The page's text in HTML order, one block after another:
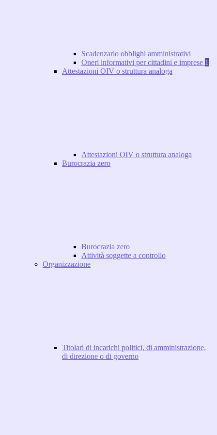
Scadenzario obblighi amministrativi
Oneri informativi per cittadini e imprese 1
Attestazioni OIV o struttura analoga
Attestazioni OIV o struttura analoga
Burocrazia zero
Burocrazia zero
Attività soggette a controllo
Organizzazione
Titolari di incarichi politici, di amministrazione,
di direzione o di governo